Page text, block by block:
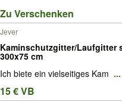
Zu Verschenken
Jever
Kaminschutzgitter/Laufgitter
300x75 cm
Ich biete ein vielseitiges Kam ...
15 € VB